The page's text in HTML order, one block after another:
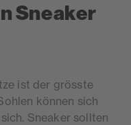
Sneaker
ist der grösste
können sich
Sneaker sollten